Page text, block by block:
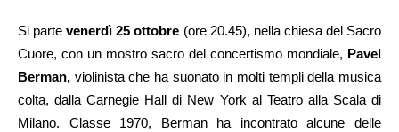
Si parte venerdì 25 ottobre (ore 20.45), nella chiesa del Sacro
Cuore, con un mostro sacro del concertismo mondiale, Pavel
Berman, violinista che ha suonato in molti templi della musica
colta, dalla Carnegie Hall di New York al Teatro alla Scala di
Milano. Classe 1970, Berman ha incontrato alcune delle